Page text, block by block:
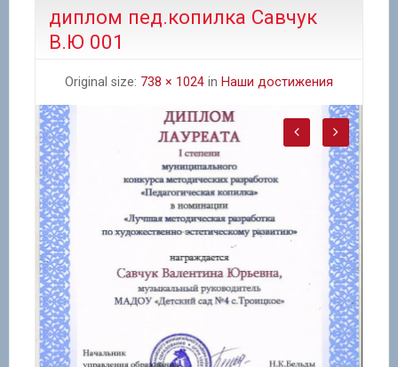
диплом пед.копилка Савчук
В.Ю 001
Original size: 738 × 1024 in Наши достижения